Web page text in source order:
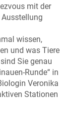
mit der
wissen,
und was Tiere
Sie genau
Runde“ in
Veronika
Stationen